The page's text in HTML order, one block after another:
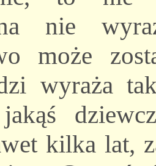
nie
może
wyraża
kilka lat,